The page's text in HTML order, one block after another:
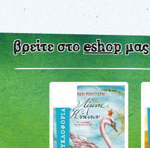
βρείτε στοeshopμας